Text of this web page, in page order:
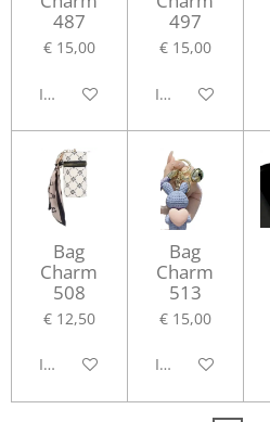
487
€ 15,00
In winkelwagen
497
€ 15,00
In winkelwagen
Bag
Charm
508
€ 12,50
In winkelwagen
Bag
Charm
513
€ 15,00
In winkelwagen